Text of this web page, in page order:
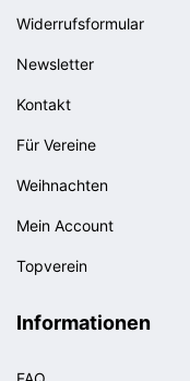
Widerrufsformular
Newsletter
Kontakt
Für Vereine
Weihnachten
Mein Account
Topverein
Informationen